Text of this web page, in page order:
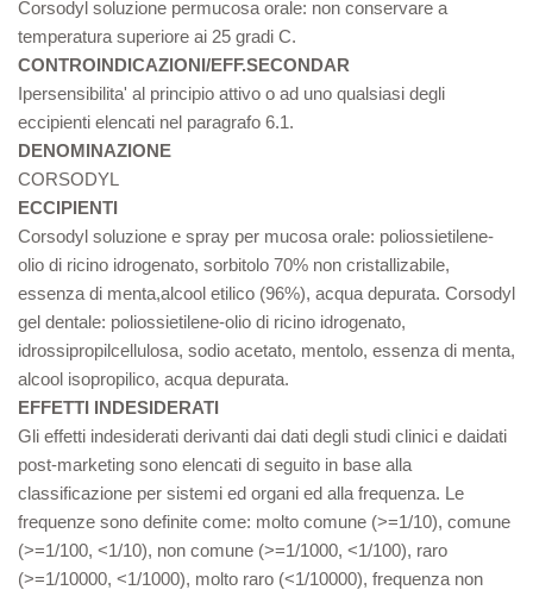
Corsodyl soluzione permucosa orale: non conservare a
temperatura superiore ai 25 gradi C.
CONTROINDICAZIONI/EFF.SECONDAR
Ipersensibilita' al principio attivo o ad uno qualsiasi degli
eccipienti elencati nel paragrafo 6.1.
DENOMINAZIONE
CORSODYL
ECCIPIENTI
Corsodyl soluzione e spray per mucosa orale: poliossietilene-
olio di ricino idrogenato, sorbitolo 70% non cristallizabile,
essenza di menta,alcool etilico (96%), acqua depurata. Corsodyl
gel dentale: poliossietilene-olio di ricino idrogenato,
idrossipropilcellulosa, sodio acetato, mentolo, essenza di menta,
alcool isopropilico, acqua depurata.
EFFETTI INDESIDERATI
Gli effetti indesiderati derivanti dai dati degli studi clinici e daidati
post-marketing sono elencati di seguito in base alla
classificazione per sistemi ed organi ed alla frequenza. Le
frequenze sono definite come: molto comune (>=1/10), comune
(>=1/100, <1/10), non comune (>=1/1000, <1/100), raro
(>=1/10000, <1/1000), molto raro (<1/10000), frequenza non